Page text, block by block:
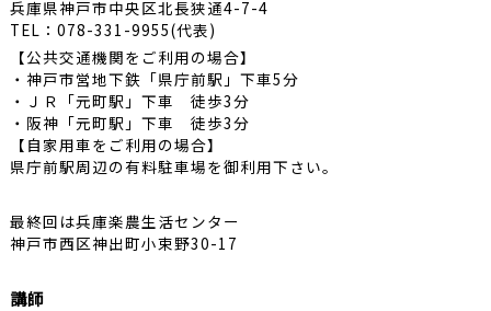
兵庫県神戸市中央区北長狭通4-7-4
TEL：078-331-9955(代表)
【公共交通機関をご利用の場合】
・神戸市営地下鉄「県庁前駅」下車5分
・ＪＲ「元町駅」下車 徒歩3分
・阪神「元町駅」下車 徒歩3分
【自家用車をご利用の場合】
県庁前駅周辺の有料駐車場を御利用下さい。
最終回は兵庫楽農生活センター
神戸市西区神出町小束野30-17
講師